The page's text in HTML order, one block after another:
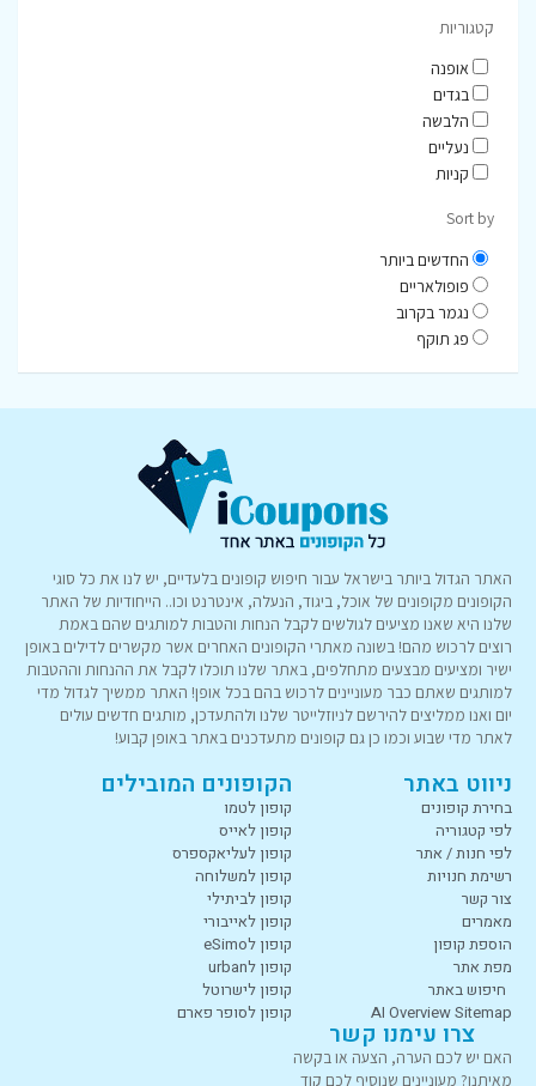
קטגוריות
אופנה
בגדים
הלבשה
נעליים
קניות
Sort by
החדשים ביותר
פופולאריים
נגמר בקרוב
פג תוקף
האתר הגדול ביותר בישראל עבור חיפוש קופונים בלעדיים, יש לנו את כל סוגי
הקופונים מקופונים של אוכל, ביגוד, הנעלה, אינטרנט וכו.. הייחודיות של האתר
שלנו היא שאנו מציעים לגולשים לקבל הנחות והטבות למותגים שהם באמת
רוצים לרכוש מהם! בשונה מאתרי הקופונים האחרים אשר מקשרים לדילים באופן
ישיר ומציעים מבצעים מתחלפים, באתר שלנו תוכלו לקבל את ההנחות וההטבות
למותגים שאתם כבר מעוניינים לרכוש בהם בכל אופן! האתר ממשיך לגדול מדי
יום ואנו ממליצים להירשם לניוזלייטר שלנו ולהתעדכן, מותגים חדשים עולים
לאתר מדי שבוע וכמו כן גם קופונים מתעדכנים באתר באופן קבוע!
ניווט באתר
בחירת קופונים
לפי קטגוריה
לפי חנות / אתר
רשימת חנויות
צור קשר
מאמרים
הוספת קופון
מפת אתר
חיפוש באתר
AI Overview Sitemap
הקופונים המובילים
קופון לטמו
קופון לאייס
קופון לעליאקספרס
קופון למשלוחה
קופון לביתילי
קופון לאייבורי
קופון לeSimo
קופון לurban
קופון לישרוטל
קופון לסופר פארם
צרו עימנו קשר
האם יש לכם הערה, הצעה או בקשה
מאיתנו? מעוניינים שנוסיף לכם קוד